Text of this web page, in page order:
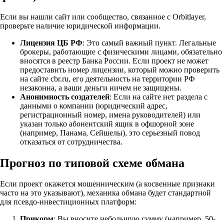
Если вы нашли сайт или сообщество, связанное с Orbitlayer,
проверьте наличие юридической информации.
Лицензия ЦБ РФ: Это самый важный пункт. Легальные
брокеры, работающие с физическими лицами, обязательно
вносятся в реестр Банка России. Если проект не может
предоставить номер лицензии, который можно проверить
на сайте cbr.ru, его деятельность на территории РФ
незаконна, а ваши деньги ничем не защищены.
Анонимность создателей: Если на сайте нет раздела с
данными о компании (юридический адрес,
регистрационный номер, имена руководителей) или
указан только абонентский ящик в офшорной зоне
(например, Панама, Сейшелы), это серьезный повод
отказаться от сотрудничества.
Прогноз по типовой схеме обмана
Если проект окажется мошенническим (а косвенные признаки
часто на это указывают), механика обмана будет стандартной
для псевдо-инвестиционных платформ: